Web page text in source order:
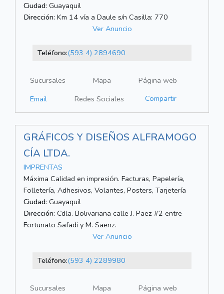
Ciudad: Guayaquil
Dirección: Km 14 vía a Daule s/n Casilla: 770
Ver Anuncio
Teléfono:(593 4) 2894690
Sucursales Mapa
Página web
Email
Redes Sociales Compartir
GRÁFICOS Y DISEÑOS ALFRAMOGO
CÍA LTDA.
IMPRENTAS
Máxima Calidad en impresión. Facturas, Papelería,
Folletería, Adhesivos, Volantes, Posters, Tarjetería
Ciudad: Guayaquil
Dirección: Cdla. Bolivariana calle J. Paez #2 entre
Fortunato Safadi y M. Saenz.
Ver Anuncio
Teléfono:(593 4) 2289980
Sucursales Mapa
Página web